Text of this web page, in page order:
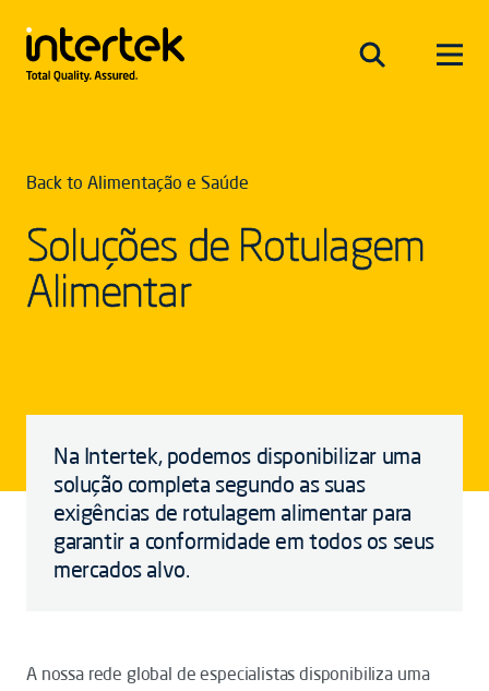
Back to Alimentação e Saúde
Soluções de Rotulagem
Alimentar
Na Intertek, podemos disponibilizar uma
solução completa segundo as suas
exigências de rotulagem alimentar para
garantir a conformidade em todos os seus
mercados alvo.
A nossa rede global de especialistas disponibiliza uma